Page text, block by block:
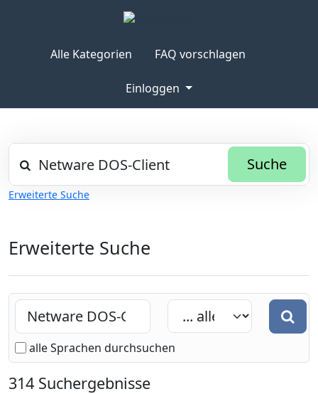
Alle Kategorien FAQ vorschlagen
Einloggen
Suche
Erweiterte Suche
Erweiterte Suche
Suche
Suche
alle Sprachen durchsuchen
314 Suchergebnisse